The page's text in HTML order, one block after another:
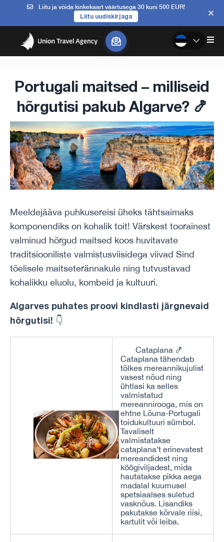
Liitu ja võida kinkekaart väärtusega 30 kuni 500 EUR!
Liitu uudiskirjaga
Portugali maitsed – milliseid
hõrgutisi pakub Algarve? 🍤
Meeldejääva puhkusereisi üheks tähtsaimaks
komponendiks on kohalik toit! Värskest toorainest
valminud hõrgud maitsed koos huvitavate
traditsiooniliste valmistusviisidega viivad Sind
tõelisele maitseterännakule ning tutvustavad
kohalikku eluolu, kombeid ja kultuuri.
Algarves puhates proovi kindlasti järgnevaid
hõrgutisi! 👇
Cataplana 🍤
Cataplana tähendab
tõlkes mereannikujulist
vasest nõud ning
ühtlasi ka selles
valmistatud
mereannirooga, mis on
ehtne Lõuna-Portugali
toidukultuuri sümbol.
Tavaliselt
valmistatakse
cataplana’t erinevatest
mereandidest ning
köögiviljadest, mida
hautatakse pikka aega
madalal kuumusel
spetsiaalses suletud
vasknõus. Lisandiks
pakutakse kõrvale riisi,
kartulit või leiba.